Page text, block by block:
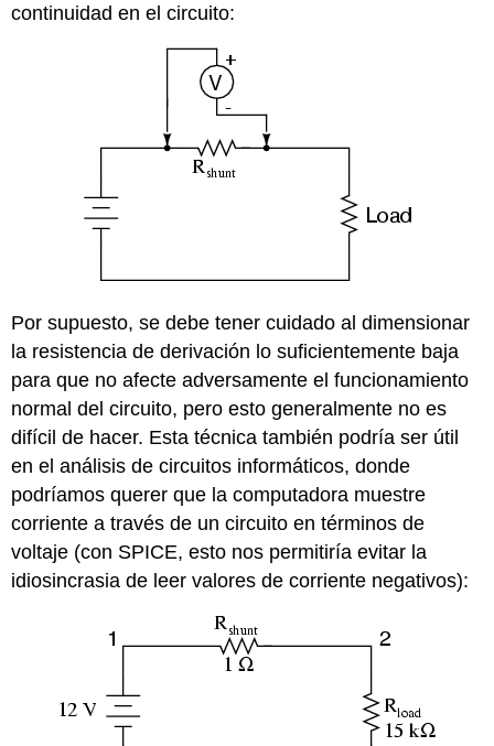
continuidad en el circuito:
Por supuesto, se debe tener cuidado al dimensionar
la resistencia de derivación lo suficientemente baja
para que no afecte adversamente el funcionamiento
normal del circuito, pero esto generalmente no es
difícil de hacer. Esta técnica también podría ser útil
en el análisis de circuitos informáticos, donde
podríamos querer que la computadora muestre
corriente a través de un circuito en términos de
voltaje (con SPICE, esto nos permitiría evitar la
idiosincrasia de leer valores de corriente negativos):